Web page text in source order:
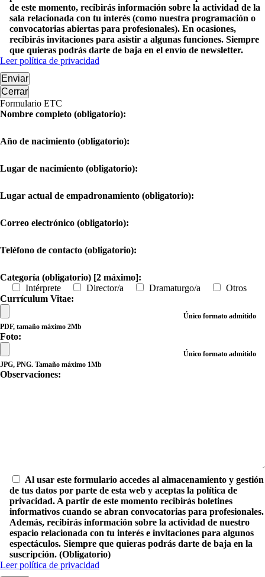
de este momento, recibirás información sobre la actividad de la
sala relacionada con tu interés (como nuestra programación o
convocatorias abiertas para profesionales). En ocasiones,
recibirás invitaciones para asistir a algunas funciones. Siempre
que quieras podrás darte de baja en el envío de newsletter.
Leer política de privacidad
Enviar
Cerrar
Formulario ETC
Nombre completo (obligatorio):
Año de nacimiento (obligatorio):
Lugar de nacimiento (obligatorio):
Lugar actual de empadronamiento (obligatorio):
Correo electrónico (obligatorio):
Teléfono de contacto (obligatorio):
Categoría (obligatorio) [2 máximo]:
Intérprete
Director/a Dramaturgo/a
Otros
Currículum Vitae:
Único formato admitido
PDF, tamaño máximo 2Mb
Foto:
Único formato admitido
JPG, PNG. Tamaño máximo 1Mb
Observaciones:
Al usar este formulario accedes al almacenamiento y gestión
de tus datos por parte de esta web y aceptas la política de
privacidad. A partir de este momento recibirás boletines
informativos cuando se abran convocatorias para profesionales.
Además, recibirás información sobre la actividad de nuestro
espacio relacionada con tu interés e invitaciones para algunos
espectáculos. Siempre que quieras podrás darte de baja en la
suscripción. (Obligatorio)
Leer política de privacidad